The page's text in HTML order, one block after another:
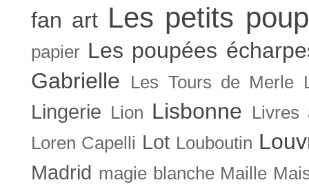
fan art Les petits
papier Les poupées
Gabrielle
Les Tours de Merle
Lingerie Lion Lisbonne
Livres
Loren Capelli Lot Louboutin
Madrid magie blanche Maille